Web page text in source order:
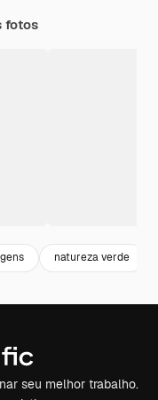
fotos
natureza verde
seu melhor trabalho.